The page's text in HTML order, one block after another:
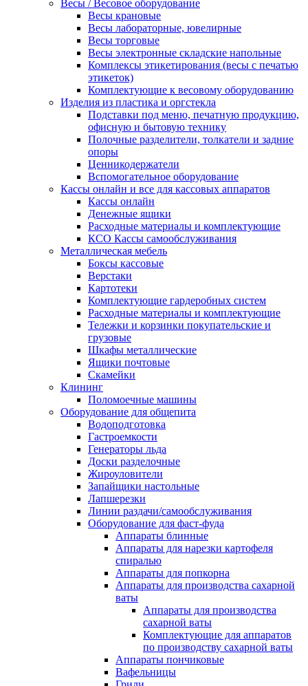
Весы / Весовое оборудование
Весы крановые
Весы лабораторные, ювелирные
Весы торговые
Весы электронные складские напольные
Комплексы этикетирования (весы с печатью
этикеток)
Комплектующие к весовому оборудованию
Изделия из пластика и оргстекла
Подставки под меню, печатную продукцию,
офисную и бытовую технику
Полочные разделители, толкатели и задние
опоры
Ценникодержатели
Вспомогательное оборудование
Кассы онлайн и все для кассовых аппаратов
Кассы онлайн
Денежные ящики
Расходные материалы и комплектующие
КСО Кассы самообслуживания
Металлическая мебель
Боксы кассовые
Верстаки
Картотеки
Комплектующие гардеробных систем
Расходные материалы и комплектующие
Тележки и корзинки покупательские и
грузовые
Шкафы металлические
Ящики почтовые
Скамейки
Клининг
Поломоечные машины
Оборудование для общепита
Водоподготовка
Гастроемкости
Генераторы льда
Доски разделочные
Жироуловители
Запайщики настольные
Лапшерезки
Линии раздачи/самообслуживания
Оборудование для фаст-фуда
Аппараты блинные
Аппараты для нарезки картофеля
спиралью
Аппараты для попкорна
Аппараты для производства сахарной
ваты
Аппараты для производства
сахарной ваты
Комплектующие для аппаратов
по производству сахарной ваты
Аппараты пончиковые
Вафельницы